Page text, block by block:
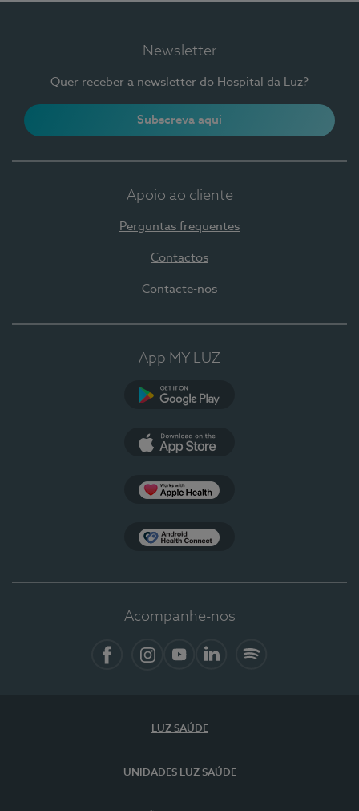
Newsletter
Quer receber a newsletter do Hospital da Luz?
Subscreva aqui
Apoio ao cliente
Perguntas frequentes
Contactos
Contacte-nos
App MY LUZ
Acompanhe-nos
LUZ SAÚDE
UNIDADES LUZ SAÚDE